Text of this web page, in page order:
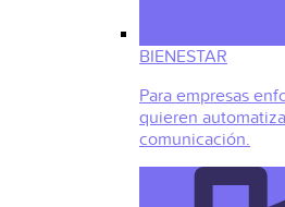
BIENESTAR
Para empresas
quieren
comunicación.